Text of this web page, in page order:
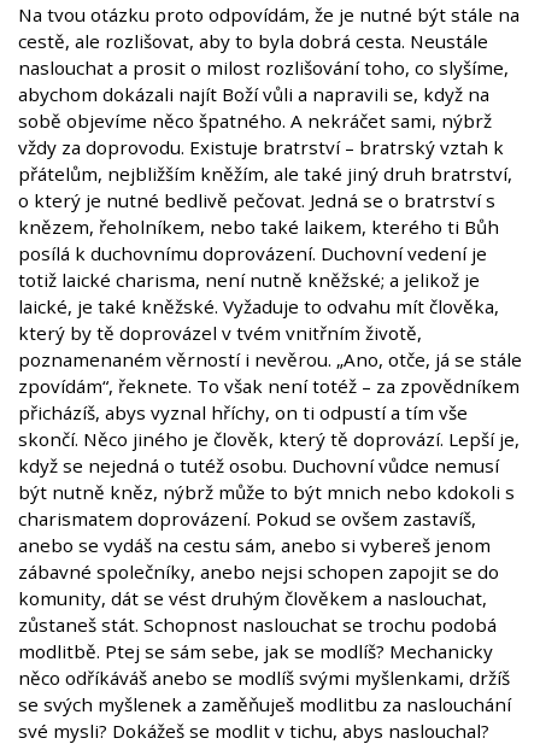
Na tvou otázku proto odpovídám, že je nutné být stále na
cestě, ale rozlišovat, aby to byla dobrá cesta. Neustále
naslouchat a prosit o milost rozlišování toho, co slyšíme,
abychom dokázali najít Boží vůli a napravili se, když na
sobě objevíme něco špatného. A nekráčet sami, nýbrž
vždy za doprovodu. Existuje bratrství – bratrský vztah k
přátelům, nejbližším kněžím, ale také jiný druh bratrství,
o který je nutné bedlivě pečovat. Jedná se o bratrství s
knězem, řeholníkem, nebo také laikem, kterého ti Bůh
posílá k duchovnímu doprovázení. Duchovní vedení je
totiž laické charisma, není nutně kněžské; a jelikož je
laické, je také kněžské. Vyžaduje to odvahu mít člověka,
který by tě doprovázel v tvém vnitřním životě,
poznamenaném věrností i nevěrou. „Ano, otče, já se stále
zpovídám“, řeknete. To však není totéž – za zpovědníkem
přicházíš, abys vyznal hříchy, on ti odpustí a tím vše
skončí. Něco jiného je člověk, který tě doprovází. Lepší je,
když se nejedná o tutéž osobu. Duchovní vůdce nemusí
být nutně kněz, nýbrž může to být mnich nebo kdokoli s
charismatem doprovázení. Pokud se ovšem zastavíš,
anebo se vydáš na cestu sám, anebo si vybereš jenom
zábavné společníky, anebo nejsi schopen zapojit se do
komunity, dát se vést druhým člověkem a naslouchat,
zůstaneš stát. Schopnost naslouchat se trochu podobá
modlitbě. Ptej se sám sebe, jak se modlíš? Mechanicky
něco odříkáváš anebo se modlíš svými myšlenkami, držíš
se svých myšlenek a zaměňuješ modlitbu za naslouchání
své mysli? Dokážeš se modlit v tichu, abys naslouchal?